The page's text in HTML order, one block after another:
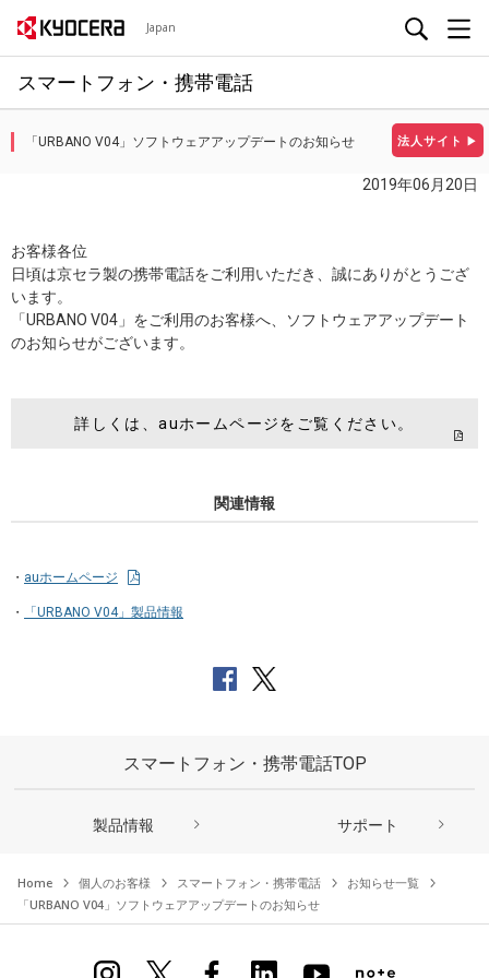
Japan
スマートフォン・携帯電話
法人サイト ▶
「URBANO V04」ソフトウェアアップデートのお知らせ
2019年06月20日
お客様各位
日頃は京セラ製の携帯電話をご利用いただき、誠にありがとうござ
います。
「URBANO V04」をご利用のお客様へ、ソフトウェアアップデート
のお知らせがございます。
詳しくは、auホームページをご覧ください。
関連情報
auホームページ
「URBANO V04」製品情報
スマートフォン・携帯電話TOP
製品情報 サポート
Home 個人のお客様 スマートフォン・携帯電話
お知らせ一覧
「URBANO V04」ソフトウェアアップデートのお知らせ